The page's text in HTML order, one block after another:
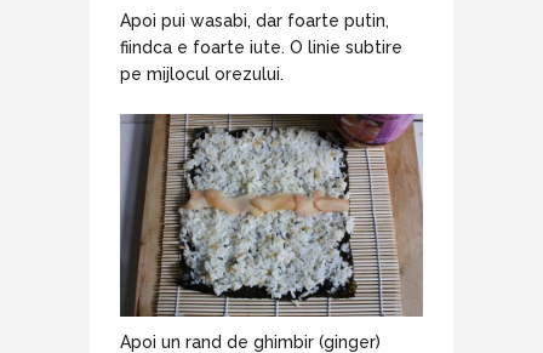
Apoi pui wasabi, dar foarte putin,
fiindca e foarte iute. O linie subtire
pe mijlocul orezului.
Apoi un rand de ghimbir (ginger)